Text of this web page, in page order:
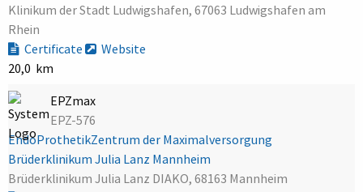
Klinikum der Stadt Ludwigshafen, 67063 Ludwigshafen am
Rhein
Certificate
Website
20,0 km
EPZmax
EPZ-576
EndoProthetikZentrum der Maximalversorgung
Brüderklinikum Julia Lanz Mannheim
Brüderklinikum Julia Lanz DIAKO, 68163 Mannheim